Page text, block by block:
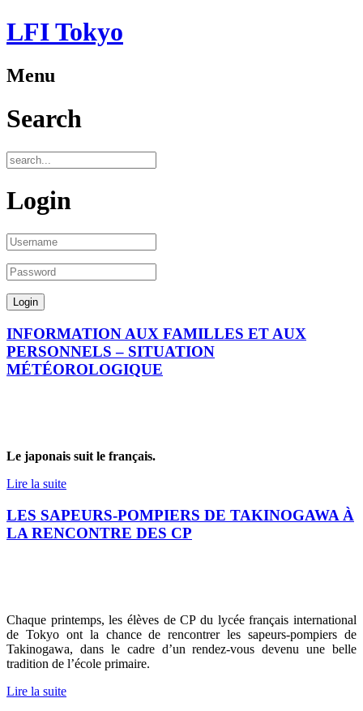
LFI Tokyo
Menu
Search
Login
INFORMATION AUX FAMILLES ET AUX
PERSONNELS – SITUATION
MÉTÉOROLOGIQUE
Le japonais suit le français.
Lire la suite
LES SAPEURS-POMPIERS DE TAKINOGAWA À
LA RENCONTRE DES CP
Chaque printemps, les élèves de CP du lycée français international
de Tokyo ont la chance de rencontrer les sapeurs-pompiers de
Takinogawa, dans le cadre d’un rendez-vous devenu une belle
tradition de l’école primaire.
Lire la suite